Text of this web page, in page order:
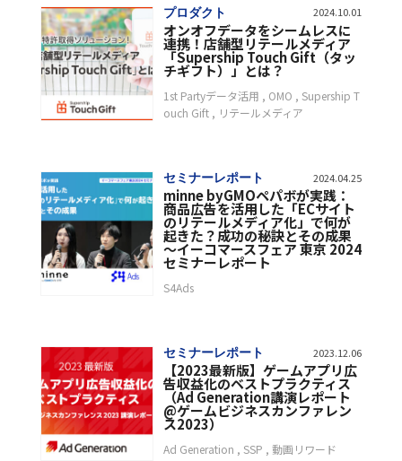
プロダクト 2024.10.01
オンオフデータをシームレスに
連携！店舗型リテールメディア
「Supership Touch Gift（タッ
チギフト）」とは？
1st Partyデータ活用 OMO
Supership T
ouch Gift
リテールメディア
セミナーレポート 2024.04.25
minne byGMOペパボが実践：
商品広告を活用した「ECサイト
のリテールメディア化」で何が
起きた？成功の秘訣とその成果
〜イーコマースフェア 東京 2024
セミナーレポート
S4Ads
セミナーレポート 2023.12.06
【2023最新版】ゲームアプリ広
告収益化のベストプラクティス
（Ad Generation講演レポート
@ゲームビジネスカンファレン
ス2023）
Ad Generation SSP 動画リワード